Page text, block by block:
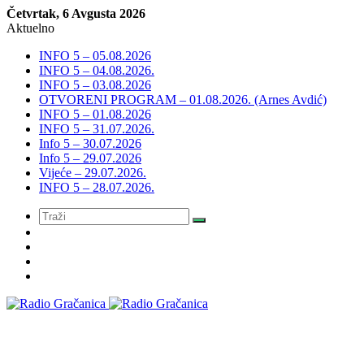
Četvrtak, 6 Avgusta 2026
Aktuelno
INFO 5 – 05.08.2026
INFO 5 – 04.08.2026.
INFO 5 – 03.08.2026
OTVORENI PROGRAM – 01.08.2026. (Arnes Avdić)
INFO 5 – 01.08.2026
INFO 5 – 31.07.2026.
Info 5 – 30.07.2026
Info 5 – 29.07.2026
Vijeće – 29.07.2026.
INFO 5 – 28.07.2026.
Meni